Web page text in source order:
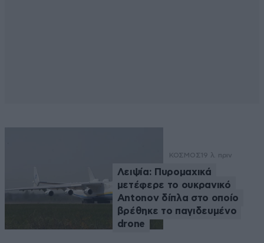
ΚΟΣΜΟΣ 19 λ. πριν
Λειψία: Πυρομαχικά
μετέφερε το ουκρανικό
Antonov δίπλα στο οποίο
βρέθηκε το παγιδευμένο
drone